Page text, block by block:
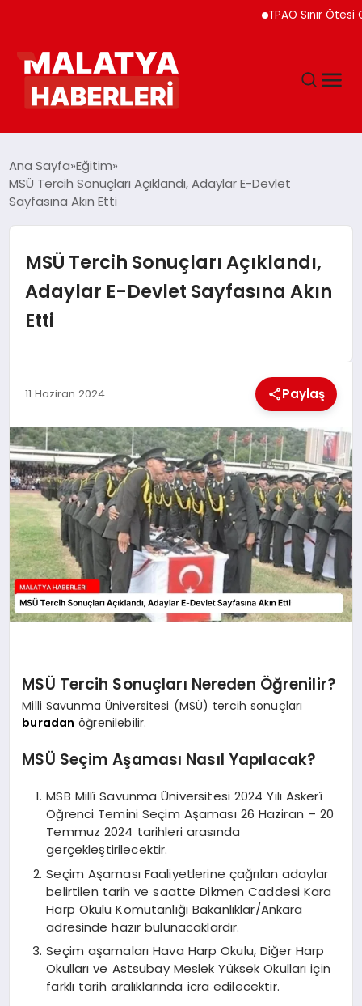
TPAO Sınır Ötesi
GÜNDEM
DÜNYA
EĞITIM
MAGAZIN
SAĞLIK
SIYASET
SPOR
TEKNOLOJI
Ana Sayfa Eğitim
MSÜ Tercih Sonuçları Açıklandı, Adaylar E-Devlet
Sayfasına Akın Etti
MSÜ Tercih Sonuçları Açıklandı,
Adaylar E-Devlet Sayfasına Akın
Etti
11 Haziran 2024 Paylaş
MSÜ Tercih Sonuçları Nereden Öğrenilir?
Milli Savunma Üniversitesi (MSÜ) tercih sonuçları
buradan öğrenilebilir.
MSÜ Seçim Aşaması Nasıl Yapılacak?
MSB Millî Savunma Üniversitesi 2024 Yılı Askerî
Öğrenci Temini Seçim Aşaması 26 Haziran – 20
Temmuz 2024 tarihleri arasında
gerçekleştirilecektir.
Seçim Aşaması Faaliyetlerine çağrılan adaylar
belirtilen tarih ve saatte Dikmen Caddesi Kara
Harp Okulu Komutanlığı Bakanlıklar/Ankara
adresinde hazır bulunacaklardır.
Seçim aşamaları Hava Harp Okulu, Diğer Harp
Okulları ve Astsubay Meslek Yüksek Okulları için
farklı tarih aralıklarında icra edilecektir.